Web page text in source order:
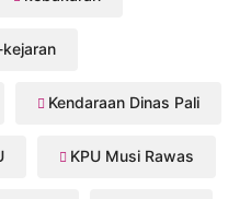
kejaran
Kendaraan Dinas Pali
KPU Musi Rawas